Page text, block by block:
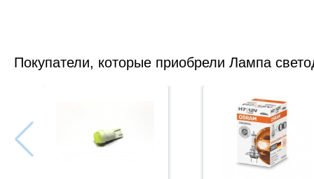
Покупатели, которые приобрели Лампа